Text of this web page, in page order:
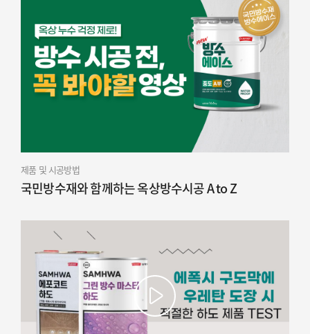
제품 및 시공방법
국민방수재와 함께하는 옥상방수시공 A to Z